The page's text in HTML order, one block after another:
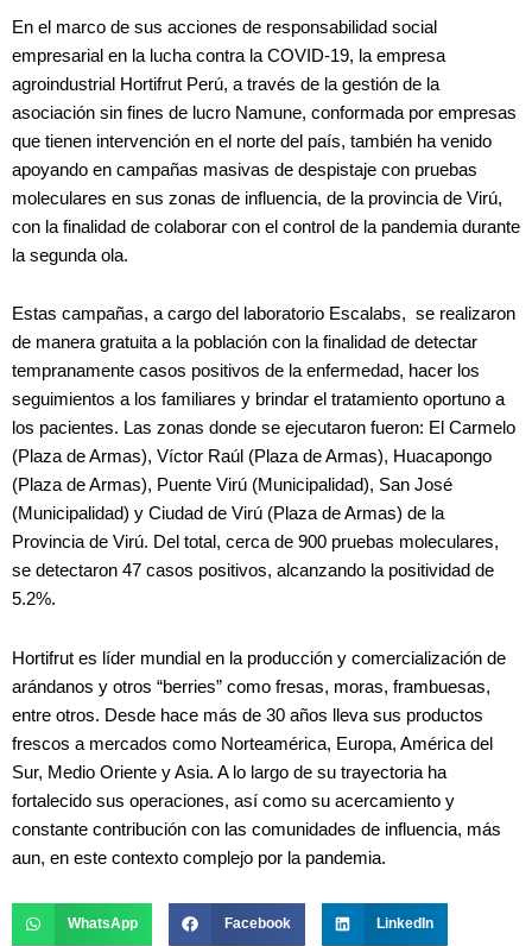
En el marco de sus acciones de responsabilidad social
empresarial en la lucha contra la COVID-19, la empresa
agroindustrial Hortifrut Perú, a través de la gestión de la
asociación sin fines de lucro Namune, conformada por empresas
que tienen intervención en el norte del país, también ha venido
apoyando en campañas masivas de despistaje con pruebas
moleculares en sus zonas de influencia, de la provincia de Virú,
con la finalidad de colaborar con el control de la pandemia durante
la segunda ola.
Estas campañas, a cargo del laboratorio Escalabs, se realizaron
de manera gratuita a la población con la finalidad de detectar
tempranamente casos positivos de la enfermedad, hacer los
seguimientos a los familiares y brindar el tratamiento oportuno a
los pacientes. Las zonas donde se ejecutaron fueron: El Carmelo
(Plaza de Armas), Víctor Raúl (Plaza de Armas), Huacapongo
(Plaza de Armas), Puente Virú (Municipalidad), San José
(Municipalidad) y Ciudad de Virú (Plaza de Armas) de la
Provincia de Virú. Del total, cerca de 900 pruebas moleculares,
se detectaron 47 casos positivos, alcanzando la positividad de
5.2%.
Hortifrut es líder mundial en la producción y comercialización de
arándanos y otros “berries” como fresas, moras, frambuesas,
entre otros. Desde hace más de 30 años lleva sus productos
frescos a mercados como Norteamérica, Europa, América del
Sur, Medio Oriente y Asia. A lo largo de su trayectoria ha
fortalecido sus operaciones, así como su acercamiento y
constante contribución con las comunidades de influencia, más
aun, en este contexto complejo por la pandemia.
WhatsApp Facebook LinkedIn